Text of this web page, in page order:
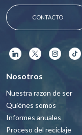
CONTACTO
Nosotros
Nuestra razon de ser
Quiénes somos
Informes anuales
Proceso del reciclaje